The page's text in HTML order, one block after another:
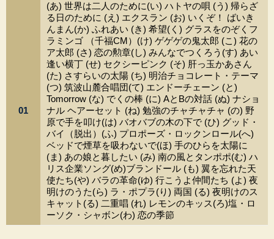
01
(あ) 世界は二人のために(い) ハトヤの唄 (う) 帰らざ
る日のために (え) エクスラン (お) いくぞ！ ばいき
んまん(か) ふれあい (き) 希望(く) グラスをのぞくフ
ラミンゴ （千福CM）(け) ゲゲゲの鬼太郎 (こ) 花の
ア太郎 (さ) 恋の勲章(し) みんなでつくろう(す) あい
逢い横丁 (せ) セクシーピンク (そ) 肝っ玉かあさん
(た) さすらいの太陽 (ち) 明治チョコレート・テーマ
(つ) 筑波山麓合唱団(て) エンドーチェーン (と)
Tomorrow (な) でくの棒 (に) AとBの対話 (ぬ) ナショ
ナル ヘアーセット (ね) 勉強のチャチャチャ (の) 野
原で手を叩け(は) バオバブの木の下で (ひ) グッド・
バイ（脱出）(ふ) プロポーズ・ロックンロール(へ)
ベッドで煙草を吸わないで(ほ) 手のひらを太陽に
(ま) あの娘と暮したい (み) 南の風とタンポポ(む) ハ
リス企業ソング(め)ブランドール (も) 翼を忘れた天
使たち(や) バラの革命(ゆ) 行こうよ仲間たち (よ) 夜
明けのうた(ら) ラ・ポプラ(り) 両国 (る) 夜明けのス
キャット(る) 二重唱 (れ) レモンのキッス(ろ)塩・ロ
ーソク・シャボン(わ) 恋の季節